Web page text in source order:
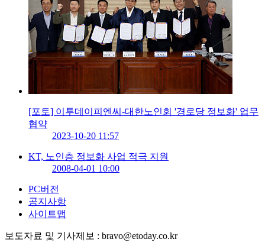
[포토] 이투데이피엔씨-대한노인회 '경로당 정보화' 업무
협약
2023-10-20 11:57
KT, 노인층 정보화 사업 적극 지원
2008-04-01 10:00
PC버전
공지사항
사이트맵
보도자료 및 기사제보 : bravo@etoday.co.kr